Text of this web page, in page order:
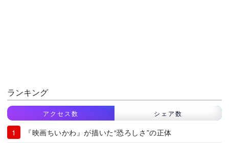
ランキング
アクセス数 シェア数
『映画ちいかわ』が描いた“恐ろしさ”の正体